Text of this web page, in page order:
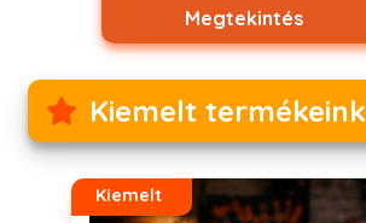
Megtekintés
Kiemelt termékeink
Kiemelt